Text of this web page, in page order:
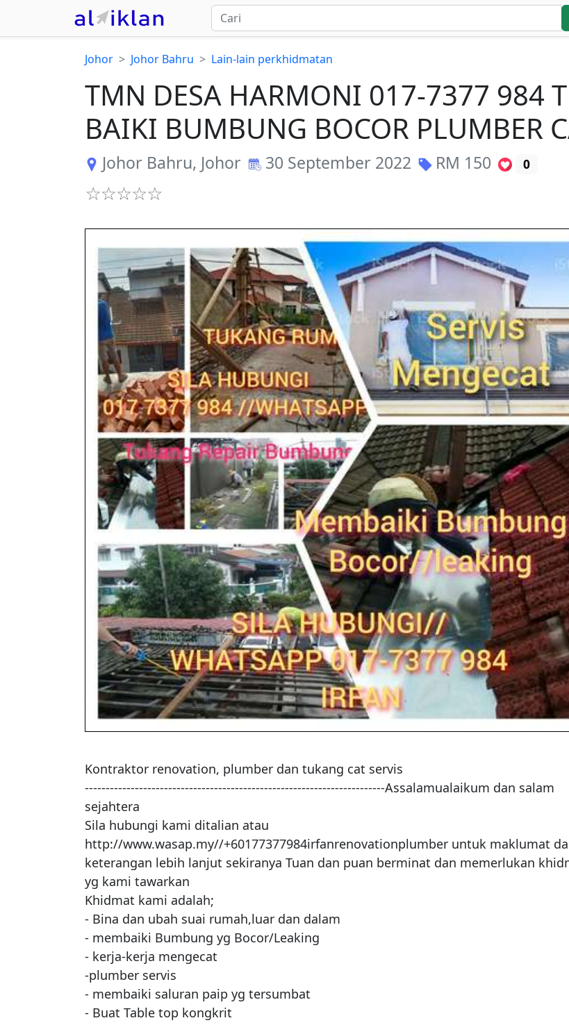
Johor Johor Bahru Lain-lain perkhidmatan
TMN DESA HARMONI 017-7377 984
BAIKI BUMBUNG BOCOR PLUMBER
Johor Bahru, Johor 30 September 2022 RM 150 0
Kontraktor renovation, plumber dan tukang cat servis
------------------------------------------------------------------------Assalamualaikum dan salam
sejahtera
Sila hubungi kami ditalian atau
http://www.wasap.my//+60177377984irfanrenovationplumber untuk maklumat
keterangan lebih lanjut sekiranya Tuan dan puan berminat dan memerlukan
yg kami tawarkan
Khidmat kami adalah;
- Bina dan ubah suai rumah,luar dan dalam
- membaiki Bumbung yg Bocor/Leaking
- kerja-kerja mengecat
-plumber servis
- membaiki saluran paip yg tersumbat
- Buat Table top kongkrit